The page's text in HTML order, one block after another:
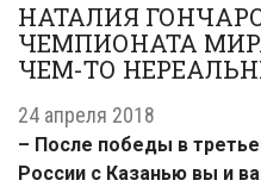
НАТАЛИЯ
ЧЕМПИОНАТА
ЧЕМ-ТО
24 апреля 2018
– После победы в
России с Казанью вы и